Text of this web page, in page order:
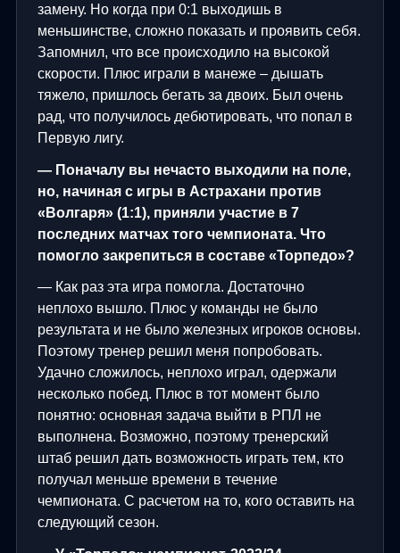
замену. Но когда при 0:1 выходишь в
меньшинстве, сложно показать и проявить себя.
Запомнил, что все происходило на высокой
скорости. Плюс играли в манеже – дышать
тяжело, пришлось бегать за двоих. Был очень
рад, что получилось дебютировать, что попал в
Первую лигу.
— Поначалу вы нечасто выходили на поле,
но, начиная с игры в Астрахани против
«Волгаря» (1:1), приняли участие в 7
последних матчах того чемпионата. Что
помогло закрепиться в составе «Торпедо»?
— Как раз эта игра помогла. Достаточно
неплохо вышло. Плюс у команды не было
результата и не было железных игроков основы.
Поэтому тренер решил меня попробовать.
Удачно сложилось, неплохо играл, одержали
несколько побед. Плюс в тот момент было
понятно: основная задача выйти в РПЛ не
выполнена. Возможно, поэтому тренерский
штаб решил дать возможность играть тем, кто
получал меньше времени в течение
чемпионата. С расчетом на то, кого оставить на
следующий сезон.